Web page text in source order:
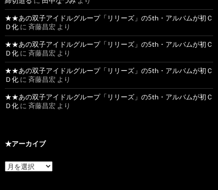
★★あの双子アイドルグループ「リリーズ」の5th・アルバムが初Ｃ
Ｄ化 に 斉藤昌宏 より
★★あの双子アイドルグループ「リリーズ」の5th・アルバムが初Ｃ
Ｄ化 に 斉藤昌宏 より
★★あの双子アイドルグループ「リリーズ」の5th・アルバムが初Ｃ
Ｄ化 に 斉藤昌宏 より
★★あの双子アイドルグループ「リリーズ」の5th・アルバムが初Ｃ
Ｄ化 に 斉藤昌宏 より
★アーカイブ
★
ア